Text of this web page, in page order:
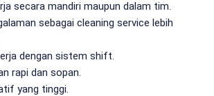
secara mandiri maupun dalam tim.
sebagai cleaning service lebih
dengan sistem shift.
rapi dan sopan.
yang tinggi.